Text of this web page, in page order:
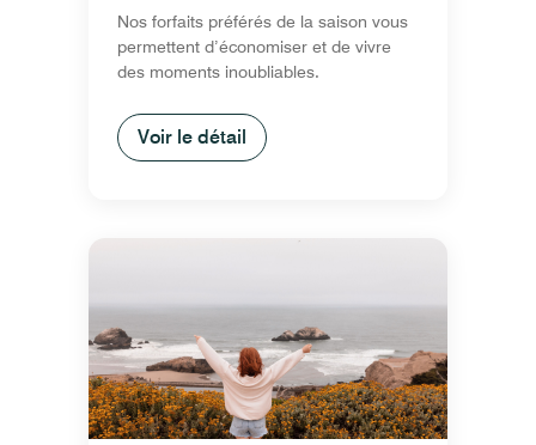
Nos forfaits préférés de la saison vous
permettent d’économiser et de vivre
des moments inoubliables.
Voir le détail